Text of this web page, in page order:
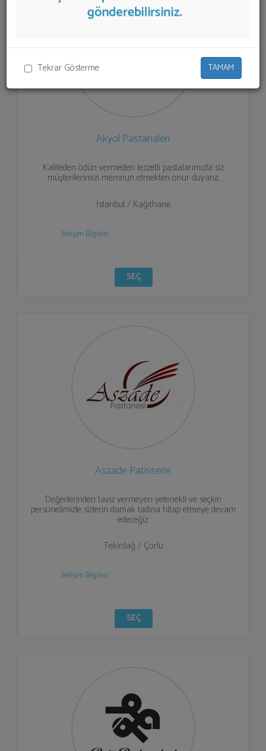
Tekrar Gösterme TAMAM
Akyol Pastanaleri
Kaliteden ödün vermeden lezzetli pastalarımızla siz
müşterilerimizi memnun etmekten onur duyarız..
İstanbul / Kağıthane
İletişim Bilgileri
SEÇ
Aszade Patisserie
Değerlerinden taviz vermeyen yetenekli ve seçkin
personelimizle sizlerin damak tadına hitap etmeye devam
edeceğiz.
Tekirdağ / Çorlu
İletişim Bilgileri
SEÇ